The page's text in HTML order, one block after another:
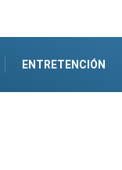
ENTRETENCIÓN